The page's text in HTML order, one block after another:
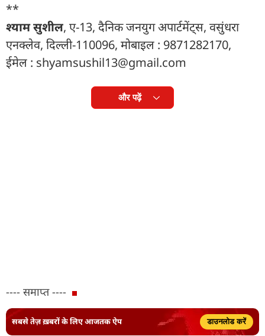
**
श्याम सुशील, ए-13, दैनिक जनयुग अपार्टमेंट्स, वसुंधरा
एनक्लेव, दिल्ली-110096, मोबाइल : 9871282170,
ईमेल : shyamsushil13@gmail.com
और पढ़ें
---- समाप्त ----
सबसे तेज़ ख़बरों के लिए आजतक ऐप डाउनलोड करें